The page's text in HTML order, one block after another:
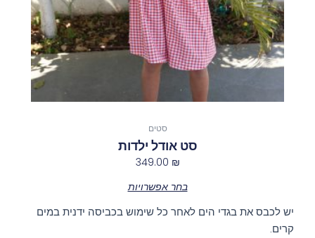
סטים
סט אודל ילדות
349.00 ₪
בחר אפשרויות
בעמוד
המוצר
יש לכבס את בגדי הים לאחר כל שימוש בכביסה ידנית במים
קרים.